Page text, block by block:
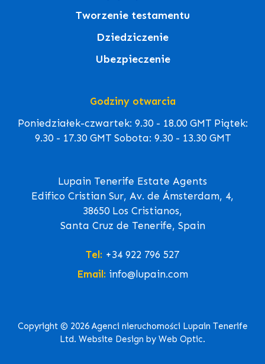
Tworzenie testamentu
Dziedziczenie
Ubezpieczenie
Godziny otwarcia
Poniedziałek-czwartek: 9.30 - 18.00 GMT Piątek:
9.30 - 17.30 GMT Sobota: 9.30 - 13.30 GMT
Lupain Tenerife Estate Agents
Edifico Cristian Sur, Av. de Ámsterdam, 4,
38650 Los Cristianos,
Santa Cruz de Tenerife, Spain
Tel: +34 922 796 527
Email: info@lupain.com
Copyright © 2026 Agenci nieruchomości Lupain Tenerife
Ltd. Website Design by Web Optic.